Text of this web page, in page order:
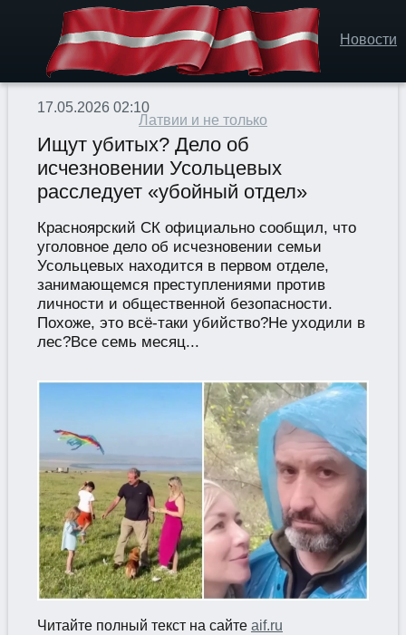
Новости
Латвии и не только
17.05.2026 02:10
Ищут убитых? Дело об
исчезновении Усольцевых
расследует «убойный отдел»
Красноярский СК официально сообщил, что
уголовное дело об исчезновении семьи
Усольцевых находится в первом отделе,
занимающемся преступлениями против
личности и общественной безопасности.
Похоже, это всё-таки убийство?Не уходили в
лес?Все семь месяц...
Читайте полный текст на сайте aif.ru